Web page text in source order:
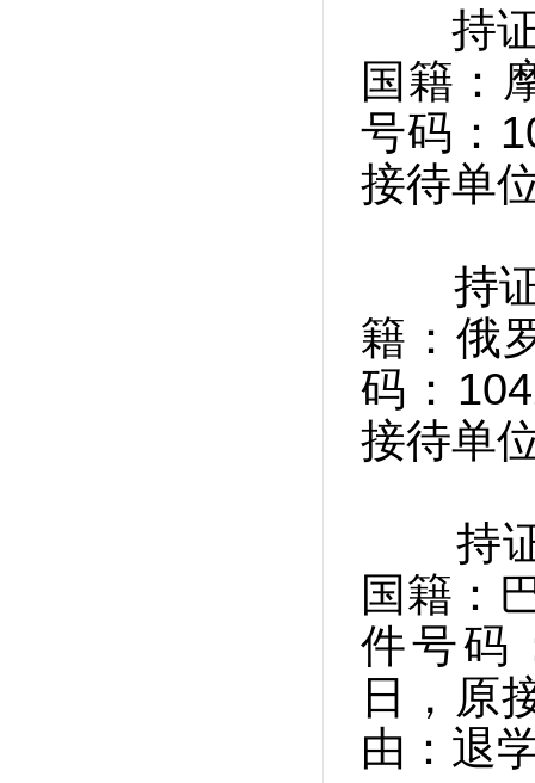
持证
国籍：
号码：
接待单
持证
籍：俄
码：
接待单
持证
国籍：
件号码
日，原
由：退